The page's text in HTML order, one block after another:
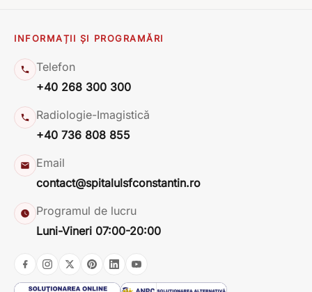
INFORMAȚII ȘI PROGRAMĂRI
Telefon
+40 268 300 300
Radiologie-Imagistică
+40 736 808 855
Email
contact@spitalulsfconstantin.ro
Programul de lucru
Luni-Vineri 07:00-20:00